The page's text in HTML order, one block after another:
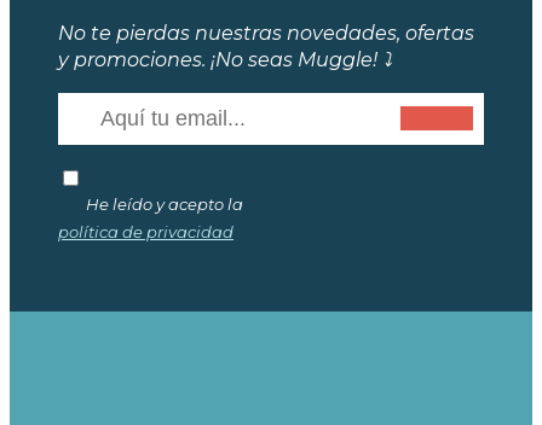
No te pierdas nuestras novedades, ofertas
y promociones. ¡No seas Muggle! ⤵️
He leído y acepto la
política de privacidad